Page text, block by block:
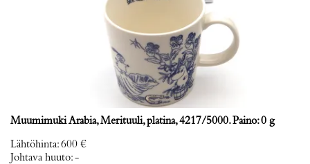
Muumimuki Arabia, Merituuli, platina, 4217/5000. Paino: 0 g
Lähtöhinta:600 €
Johtava huuto:-